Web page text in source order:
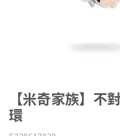
【米奇家族】不
環